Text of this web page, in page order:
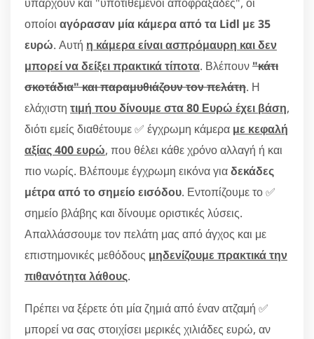
οποίοι αγόρασαν μία κάμερα από τα Lidl με 35
ευρώ. Αυτή η κάμερα είναι ασπρόμαυρη και δεν
μπορεί να δείξει πρακτικά τίποτα. Βλέπουν"κάτι
σκοτάδια" και παραμυθιάζουν τον πελάτη. Η
ελάχιστη τιμή που δίνουμε στα 80 Ευρώ έχει βάση,
διότι εμείς διαθέτουμε ✅ έγχρωμη κάμερα με κεφαλή
αξίας 400 ευρώ, που θέλει κάθε χρόνο αλλαγή ή και
πιο νωρίς. Βλέπουμε έγχρωμη εικόνα γιαδεκάδες
μέτρα από το σημείο εισόδου. Εντοπίζουμε το ✅
σημείο βλάβης και δίνουμε οριστικές λύσεις.
Απαλλάσσουμε τον πελάτη μας από άγχος και με
επιστημονικές μεθόδους μηδενίζουμε πρακτικά την
πιθανότητα λάθους.
Πρέπει να ξέρετε ότι μία ζημιά από έναν ατζαμή ✅
μπορεί να σας στοιχίσει μερικές χιλιάδες ευρώ, αν